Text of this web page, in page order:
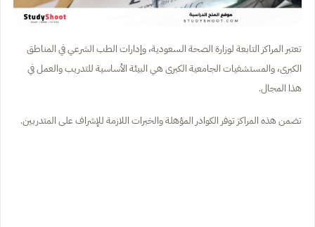
تعتبر المراكز التابعة لوزارة الصحة السعودية، وإدارات الطب الشرعي في المناطق
الكبرى، والمستشفيات الجامعية الكبرى هي البيئة الأساسية للتدريب والعمل في
هذا المجال.
تضمن هذه المراكز توفر الكوادر المؤهلة والخبرات اللازمة للإشراف على المتدربين.